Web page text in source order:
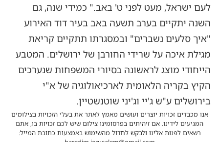
לעם ישראל, מעט לפני ט' באב." כמידי שנה, גם
השנה יתקיים בערב תשעה באב בעיר דוד האירוע
"איך סלעים נשברים" ובמסגרתו תתקיים קריאת
מגילת איכה על שרידי החורבן של ירושלים. המטבע
הייחודי מוצג לראשונה בסיורי המשפחות שנערכים
הקיץ בקריה הלאומית לארכיאולוגיה של א"י
בירושלים ע"ש ג'יי וג'יני שוטנשטיין.
אנו מכבדים זכויות יוצרים ועושים מאמץ לאתר את בעלי הזכויות בצילומים
המגיעים לידינו. אם זיהיתים בפרסומינו צילום שיש לכם זכויות בו, אתם
רשאים לפנות אלינו ולבקש לחדול מהשימוש באמצעות כתובת המייל: